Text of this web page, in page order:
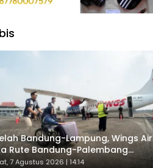
Bandung-Lampung, Wings Air
Rute Bandung-Palembang
Langsung Penumpang
7 Agustus 2026 | 14:14